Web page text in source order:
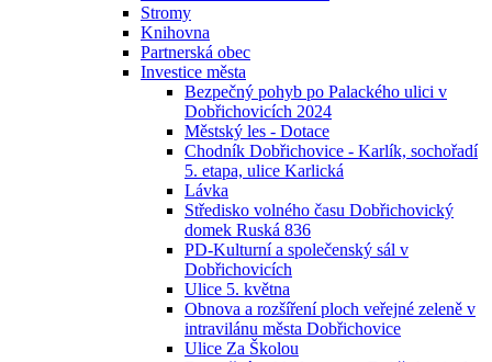
Stromy
Knihovna
Partnerská obec
Investice města
Bezpečný pohyb po Palackého ulici v
Dobřichovicích 2024
Městský les - Dotace
Chodník Dobřichovice - Karlík, sochořadí
5. etapa, ulice Karlická
Lávka
Středisko volného času Dobřichovický
domek Ruská 836
PD-Kulturní a společenský sál v
Dobřichovicích
Ulice 5. května
Obnova a rozšíření ploch veřejné zeleně v
intravilánu města Dobřichovice
Ulice Za Školou